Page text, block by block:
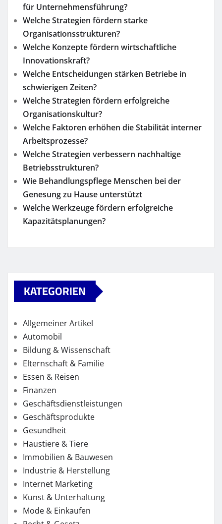
für Unternehmensführung?
Welche Strategien fördern starke
Organisationsstrukturen?
Welche Konzepte fördern wirtschaftliche
Innovationskraft?
Welche Entscheidungen stärken Betriebe in
schwierigen Zeiten?
Welche Strategien fördern erfolgreiche
Organisationskultur?
Welche Faktoren erhöhen die Stabilität interner
Arbeitsprozesse?
Welche Strategien verbessern nachhaltige
Betriebsstrukturen?
Wie Behandlungspflege Menschen bei der
Genesung zu Hause unterstützt
Welche Werkzeuge fördern erfolgreiche
Kapazitätsplanungen?
KATEGORIEN
Allgemeiner Artikel
Automobil
Bildung & Wissenschaft
Elternschaft & Familie
Essen & Reisen
Finanzen
Geschäftsdienstleistungen
Geschäftsprodukte
Gesundheit
Haustiere & Tiere
Immobilien & Bauwesen
Industrie & Herstellung
Internet Marketing
Kunst & Unterhaltung
Mode & Einkaufen